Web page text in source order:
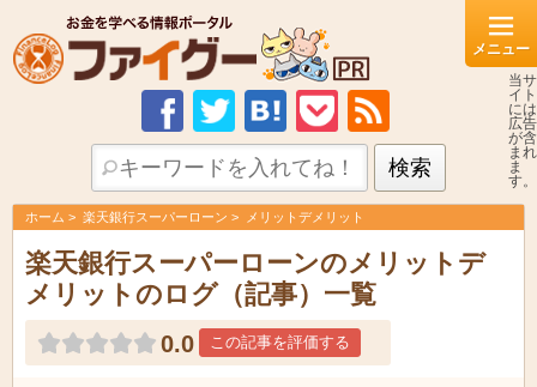
当サ
イト
には
広告
が含
まれ
ま
す。
ホーム 楽天銀行スーパーローン メリットデメリット
楽天銀行スーパーローンのメリットデ
メリットのログ（記事）一覧
0.0 この記事を評価する